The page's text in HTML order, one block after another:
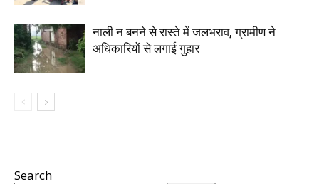
नाली न बनने से रास्ते में जलभराव, ग्रामीण ने
अधिकारियों से लगाई गुहार
Search